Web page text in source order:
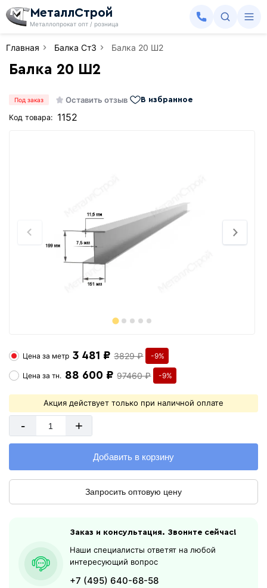
МеталлСтрой
Металлопрокат опт / розница
Главная Балка Ст3 Балка 20 Ш2
Балка 20 Ш2
Под заказ Оставить отзыв В избранное
Код товара: 1152
Цена за метр 3 481 ₽ 3829 ₽ -9%
Цена затн. 88 600 ₽ 97460 ₽ -9%
Акция действует только при наличной оплате
- +
Добавить в корзину
Запросить оптовую цену
Заказ и консультация. Звоните сейчас!
Наши специалисты ответят на любой
интересующий вопрос
+7 (495) 640-68-58